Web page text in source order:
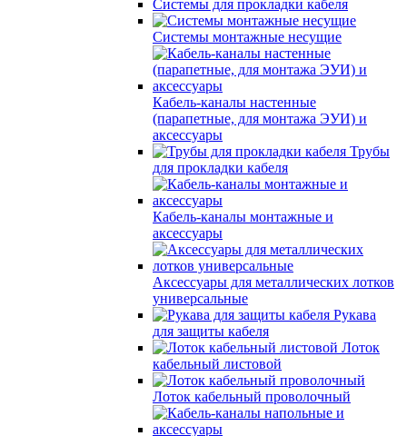
Системы для прокладки кабеля
Системы монтажные несущие
Кабель-каналы настенные
(парапетные, для монтажа ЭУИ) и
аксессуары
Трубы
для прокладки кабеля
Кабель-каналы монтажные и
аксессуары
Аксессуары для металлических лотков
универсальные
Рукава
для защиты кабеля
Лоток
кабельный листовой
Лоток кабельный проволочный